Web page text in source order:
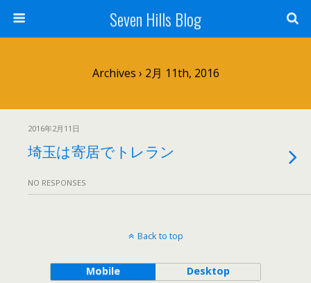
Seven Hills Blog
Archives › 2月 11th, 2016
2016年2月11日
埼玉は寄居でトレラン
NO RESPONSES
Back to top
Mobile Desktop